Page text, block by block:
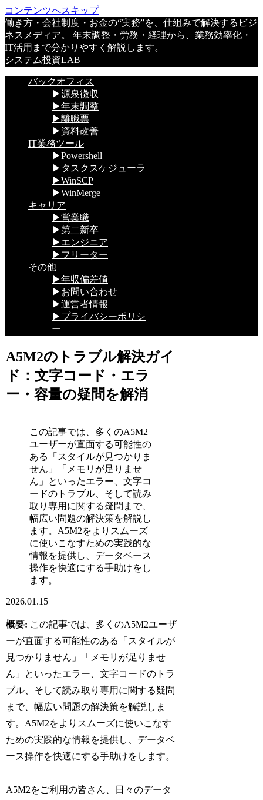
コンテンツへスキップ
働き方・会社制度・お金の“実務”を、仕組みで解決するビジ
ネスメディア。 年末調整・労務・経理から、業務効率化・
IT活用まで分かりやすく解説します。
システム投資LAB
バックオフィス
▶源泉徴収
▶年末調整
▶離職票
▶資料改善
IT業務ツール
▶Powershell
▶タスクスケジューラ
▶WinSCP
▶WinMerge
キャリア
▶営業職
▶第二新卒
▶エンジニア
▶フリーター
その他
▶年収偏差値
▶お問い合わせ
▶運営者情報
▶プライバシーポリシ
ー
A5M2のトラブル解決ガイ
ド：文字コード・エラ
ー・容量の疑問を解消
この記事では、多くのA5M2
ユーザーが直面する可能性の
ある「スタイルが見つかりま
せん」「メモリが足りませ
ん」といったエラー、文字コ
ードのトラブル、そして読み
取り専用に関する疑問まで、
幅広い問題の解決策を解説し
ます。A5M2をよりスムーズ
に使いこなすための実践的な
情報を提供し、データベース
操作を快適にする手助けをし
ます。
2026.01.15
概要: この記事では、多くのA5M2ユーザ
ーが直面する可能性のある「スタイルが
見つかりません」「メモリが足りませ
ん」といったエラー、文字コードのトラ
ブル、そして読み取り専用に関する疑問
まで、幅広い問題の解決策を解説しま
す。A5M2をよりスムーズに使いこなす
ための実践的な情報を提供し、データベ
ース操作を快適にする手助けをします。
A5M2をご利用の皆さん、日々のデータ